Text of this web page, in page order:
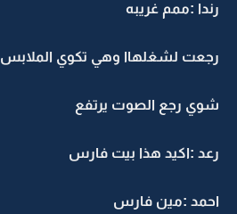
رندا :ممم غريبه
رجعت لشغلهاا وهي تكوي الملابس
شوي رجع الصوت يرتفع
رعد :اكيد هذا بيت فارس
احمد :مين فارس